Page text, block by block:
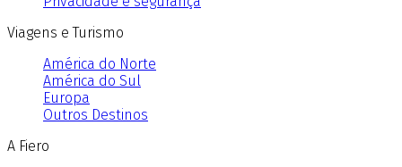
Viagens e Turismo
América do Norte
América do Sul
Europa
Outros Destinos
A Fiero